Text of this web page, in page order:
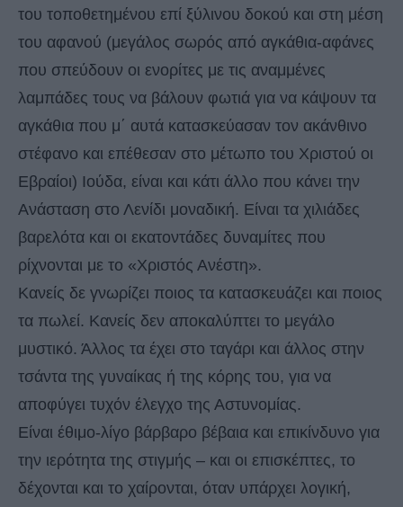
του τοποθετημένου επί ξύλινου δοκού και στη μέση
του αφανού (μεγάλος σωρός από αγκάθια-αφάνες
που σπεύδουν οι ενορίτες με τις αναμμένες
λαμπάδες τους να βάλουν φωτιά για να κάψουν τα
αγκάθια που μ΄ αυτά κατασκεύασαν τον ακάνθινο
στέφανο και επέθεσαν στο μέτωπο του Χριστού οι
Εβραίοι) Ιούδα, είναι και κάτι άλλο που κάνει την
Ανάσταση στο Λενίδι μοναδική. Είναι τα χιλιάδες
βαρελότα και οι εκατοντάδες δυναμίτες που
ρίχνονται με το «Χριστός Ανέστη».
Κανείς δε γνωρίζει ποιος τα κατασκευάζει και ποιος
τα πωλεί. Κανείς δεν αποκαλύπτει το μεγάλο
μυστικό. Άλλος τα έχει στο ταγάρι και άλλος στην
τσάντα της γυναίκας ή της κόρης του, για να
αποφύγει τυχόν έλεγχο της Αστυνομίας.
Είναι έθιμο-λίγο βάρβαρο βέβαια και επικίνδυνο για
την ιερότητα της στιγμής – και οι επισκέπτες, το
δέχονται και το χαίρονται, όταν υπάρχει λογική,